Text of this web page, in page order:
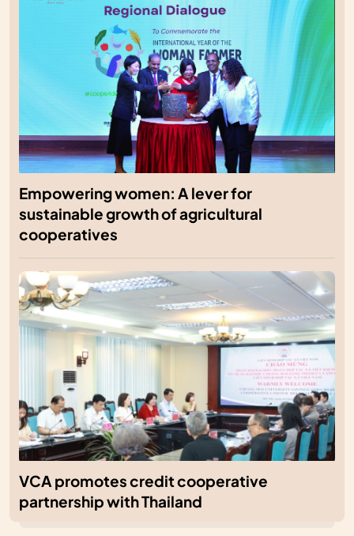
Empowering women: A lever for
sustainable growth of agricultural
cooperatives
VCA promotes credit cooperative
partnership with Thailand